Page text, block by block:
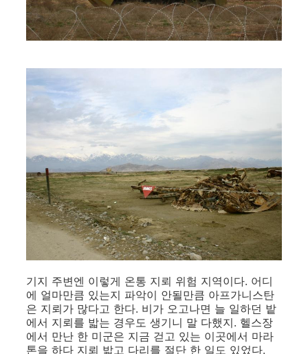
기지 주변엔 이렇게 온통 지뢰 위험 지역이다. 어디
에 얼마만큼 있는지 파악이 안될만큼 아프가니스탄
은 지뢰가 많다고 한다. 비가 오고나면 늘 일하던 밭
에서 지뢰를 밟는 경우도 생기니 말 다했지. 헬스장
에서 만난 한 미군은 지금 걷고 있는 이곳에서 마라
톤을 하다 지뢰 밟고 다리를 절단 한 일도 있었다.